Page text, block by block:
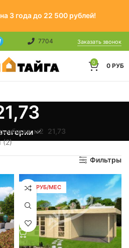
3 года до 22 500 рублей!
7704 Заказать звонок
0 0 РУБ
общая, м2 21,73
(2)
Фильтры
248 РУБ/МЕС